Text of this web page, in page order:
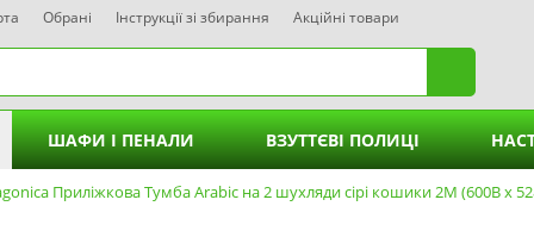
Обрані Інструкції зі збирання Акційні товари
Тумби без ящиків
ШАФИ І ПЕНАЛИ
Пенали без шухляд
ВЗУТТЄВІ ПОЛИЦІ
Приліжкова Тумба Arabic на 2 шухляди сірі кошики 2М (600В х